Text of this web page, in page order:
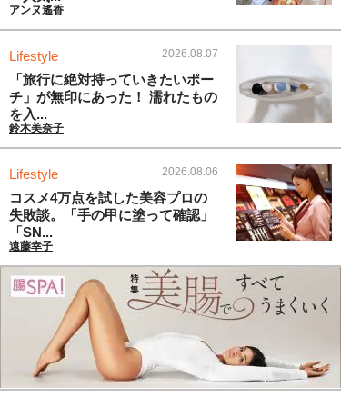
アンヌ遙香
Lifestyle 2026.08.07
「旅行に絶対持っていきたいポー
チ」が無印にあった！ 濡れたもの
を入...
鈴木美奈子
Lifestyle 2026.08.06
コスメ4万点を試した美容プロの
失敗談。「手の甲に塗って確認」
「SN...
遠藤幸子